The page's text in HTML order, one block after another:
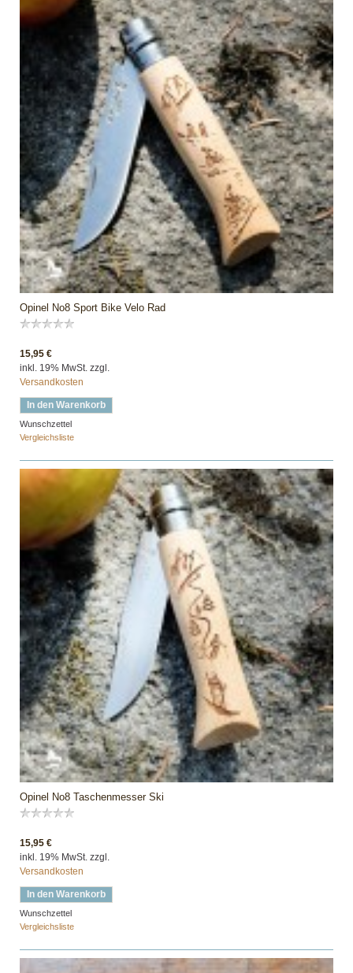
Opinel No8 Sport Bike Velo Rad
15,95 €
inkl. 19% MwSt. zzgl.
Versandkosten
In den Warenkorb
Wunschzettel
Vergleichsliste
Opinel No8 Taschenmesser Ski
15,95 €
inkl. 19% MwSt. zzgl.
Versandkosten
In den Warenkorb
Wunschzettel
Vergleichsliste